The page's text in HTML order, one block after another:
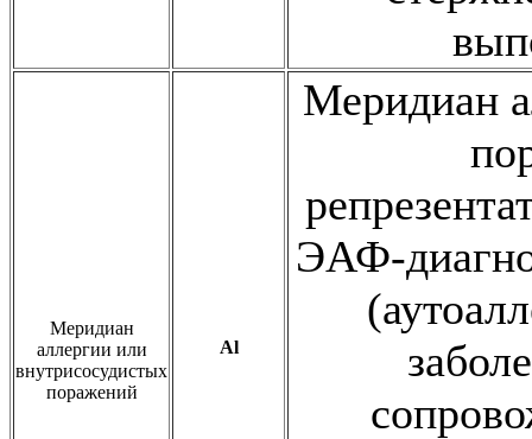
Меридиан
аллергии или
внутрисосудистых
поражений
Al
Меридиан
ЭАФ-